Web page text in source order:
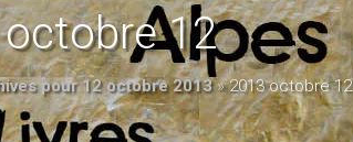
12
pour 12 octobre 2013»2013 octobre 12